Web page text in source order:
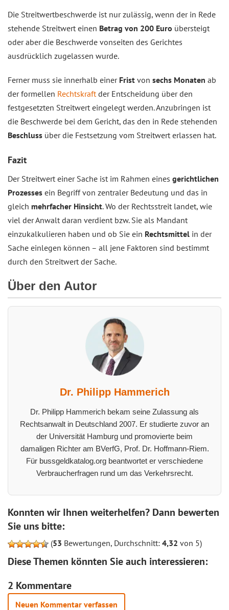
Die Streitwertbeschwerde ist nur zulässig, wenn der in Rede
stehende Streitwert einen Betrag von 200 Euro übersteigt
oder aber die Beschwerde vonseiten des Gerichtes
ausdrücklich zugelassen wurde.
Ferner muss sie innerhalb einer Frist von sechs Monaten ab
der formellen Rechtskraftder Entscheidung über den
festgesetzten Streitwert eingelegt werden. Anzubringen ist
die Beschwerde bei dem Gericht, das den in Rede stehenden
Beschluss über die Festsetzung vom Streitwert erlassen hat.
Fazit
Der Streitwert einer Sache ist im Rahmen eines gerichtlichen
Prozesses ein Begriff von zentraler Bedeutung und das in
gleich mehrfacher Hinsicht. Wo der Rechtsstreit landet, wie
viel der Anwalt daran verdient bzw. Sie als Mandant
einzukalkulieren haben und ob Sie ein Rechtsmittel in der
Sache einlegen können – all jene Faktoren sind bestimmt
durch den Streitwert der Sache.
Über den Autor
Dr. Philipp Hammerich
Dr. Philipp Hammerich bekam seine Zulassung als
Rechtsanwalt in Deutschland 2007. Er studierte zuvor an
der Universität Hamburg und promovierte beim
damaligen Richter am BVerfG, Prof. Dr. Hoffmann-Riem.
Für bussgeldkatalog.org beantwortet er verschiedene
Verbraucherfragen rund um das Verkehrsrecht.
Konnten wir Ihnen weiterhelfen? Dann bewerten
Sie uns bitte:
(53 Bewertungen, Durchschnitt: 4,32 von 5)
Diese Themen könnten Sie auch interessieren:
2 Kommentare
Neuen Kommentar verfassen